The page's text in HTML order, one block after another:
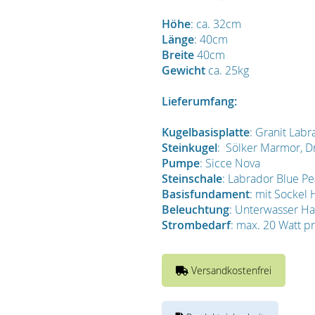
Höhe: ca. 32cm
Länge: 40cm
Breite40cm
Gewicht ca. 25kg
Lieferumfang:
Kugelbasisplatte: Granit
Steinkugel: Sölker Marmor,
Pumpe: Sicce Nova
Steinschale: Labrador Blue
Basisfundament: mit Sockel
Beleuchtung: Unterwasser
Strombedarf: max. 20 Watt
Versandkostenfrei